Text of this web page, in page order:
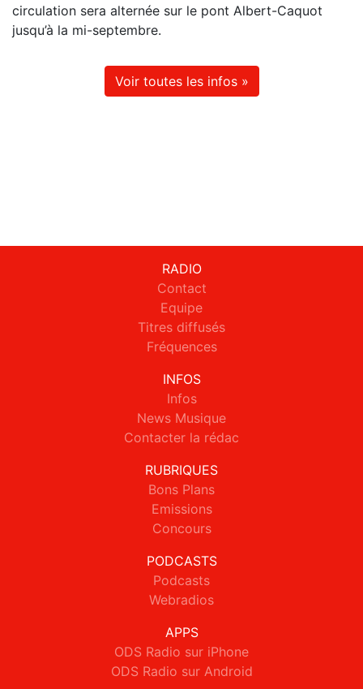
circulation sera alternée sur le pont Albert-Caquot
jusqu’à la mi-septembre.
Voir toutes les infos »
RADIO
Contact
Equipe
Titres diffusés
Fréquences
INFOS
Infos
News Musique
Contacter la rédac
RUBRIQUES
Bons Plans
Emissions
Concours
PODCASTS
Podcasts
Webradios
APPS
ODS Radio sur iPhone
ODS Radio sur Android